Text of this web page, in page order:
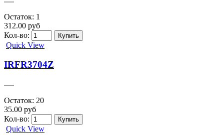
115.00 руб
Кол-во:
Quick View
IRF7316
.....
36.00 руб
Кол-во:
Quick View
IRF7413